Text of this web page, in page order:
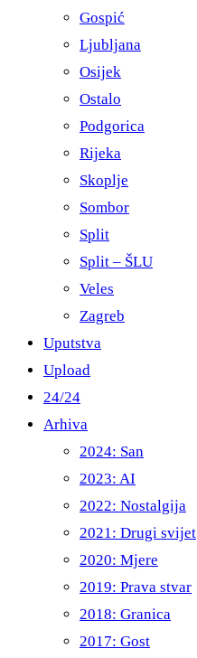
Gospić
Ljubljana
Osijek
Ostalo
Podgorica
Rijeka
Skoplje
Sombor
Split
Split – ŠLU
Veles
Zagreb
Uputstva
Upload
24/24
Arhiva
2024: San
2023: AI
2022: Nostalgija
2021: Drugi svijet
2020: Mjere
2019: Prava stvar
2018: Granica
2017: Gost